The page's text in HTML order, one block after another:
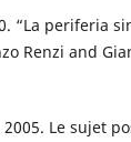
“La periferia
Renzi and
Le sujet